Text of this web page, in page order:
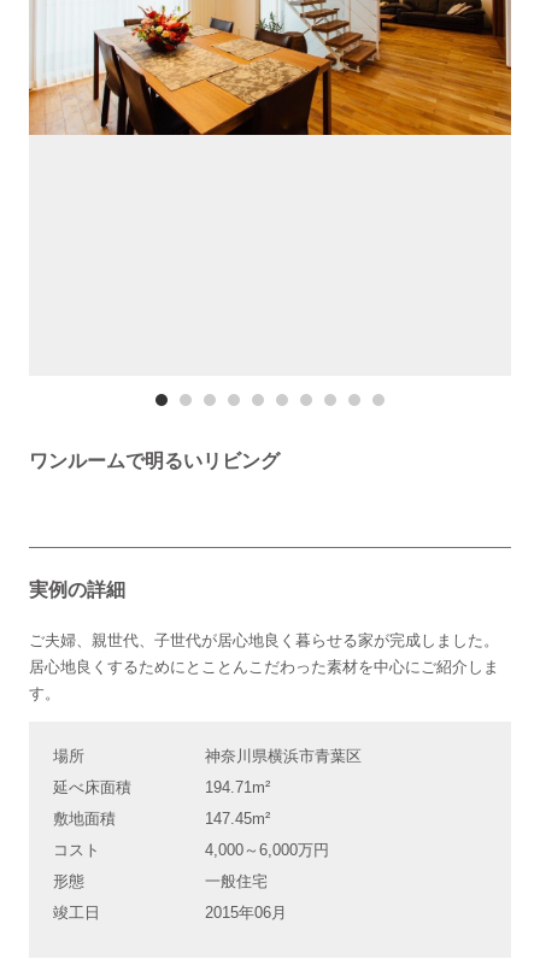
ワンルームで明るいリビング
実例の詳細
ご夫婦、親世代、子世代が居心地良く暮らせる家が完成しました。
居心地良くするためにとことんこだわった素材を中心にご紹介しま
す。
場所
神奈川県横浜市青葉区
延べ床面積
194.71m²
敷地面積
147.45m²
コスト
4,000～6,000万円
形態
一般住宅
竣工日
2015年06月